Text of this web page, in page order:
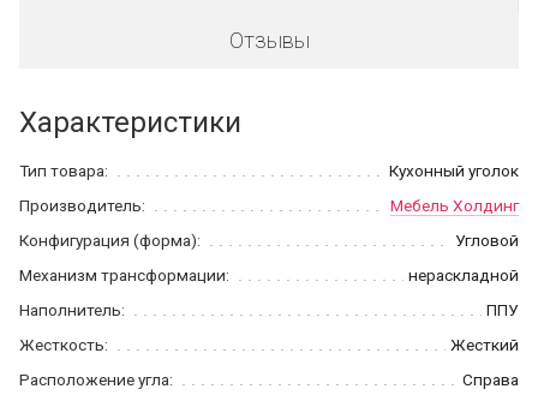
Отзывы
Характеристики
Тип товара:
Кухонный уголок
Производитель:
Мебель Холдинг
Конфигурация (форма):
Угловой
Механизм трансформации:
нераскладной
Наполнитель:
ППУ
Жесткость:
Жесткий
Расположение угла:
Справа